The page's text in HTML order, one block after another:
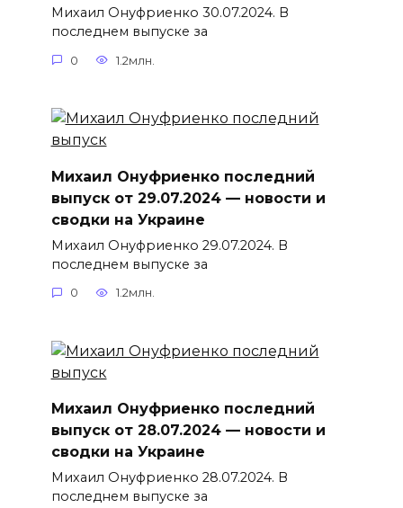
Михаил Онуфриенко 30.07.2024. В
последнем выпуске за
0 1.2млн.
Михаил Онуфриенко последний
выпуск от 29.07.2024 — новости и
сводки на Украине
Михаил Онуфриенко 29.07.2024. В
последнем выпуске за
0 1.2млн.
Михаил Онуфриенко последний
выпуск от 28.07.2024 — новости и
сводки на Украине
Михаил Онуфриенко 28.07.2024. В
последнем выпуске за